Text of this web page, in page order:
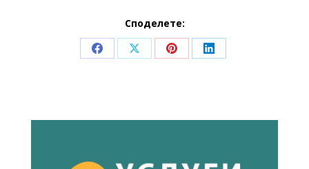
Споделете:
Share Share Share Share